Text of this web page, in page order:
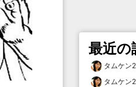
最近の
タムケン2
タムケン2